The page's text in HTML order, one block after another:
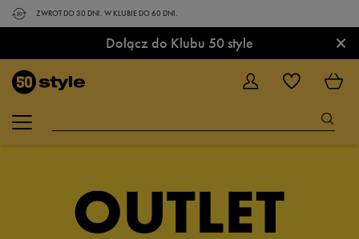
ZWROT DO 30 DNI. W KLUBIE DO 60 DNI.
Dołącz do Klubu 50 style ×